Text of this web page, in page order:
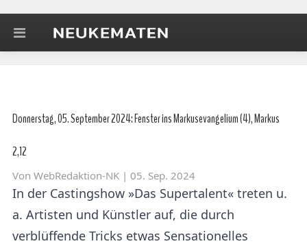
Donnerstag, 05. September 2024: Fenster ins Markusevangelium (4), Markus
2,12
Von WebRedaktion-NK | 05. Sep. 2024
In der Castingshow »Das Supertalent« treten u.
a. Artisten und Künstler auf, die durch
verblüffende Tricks etwas Sensationelles